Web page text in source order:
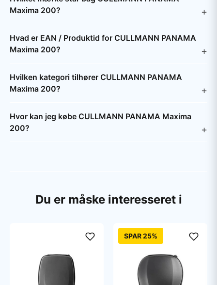
Maxima 200?
Hvad er EAN / Produktid for CULLMANN PANAMA
Maxima 200?
Hvilken kategori tilhører CULLMANN PANAMA
Maxima 200?
Hvor kan jeg købe CULLMANN PANAMA Maxima
200?
Du er måske interesseret i
SPAR 25%